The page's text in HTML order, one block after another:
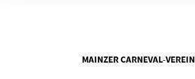
MAINZER CARNEVAL-VEREIN